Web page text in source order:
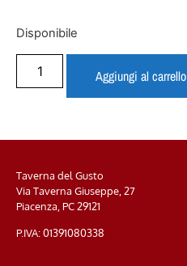
Disponibile
Aggiungi al carrello
Taverna del Gusto
Via Taverna Giuseppe, 27
Piacenza, PC29121
P.IVA: 01391080338